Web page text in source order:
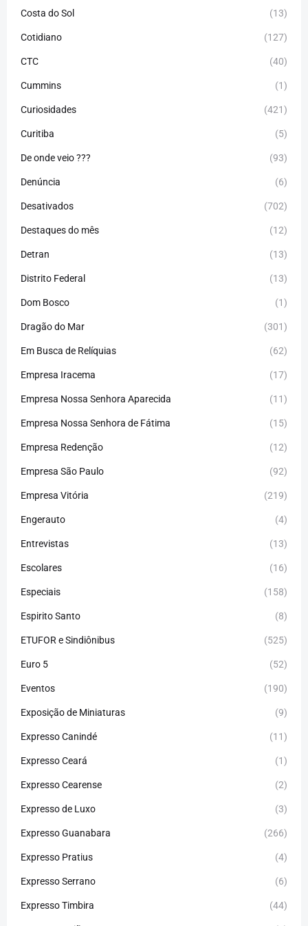
Costa do Sol (13)
Cotidiano (127)
CTC (40)
Cummins (1)
Curiosidades (421)
Curitiba (5)
De onde veio ??? (93)
Denúncia (6)
Desativados (702)
Destaques do mês (12)
Detran (13)
Distrito Federal (13)
Dom Bosco (1)
Dragão do Mar (301)
Em Busca de Relíquias (62)
Empresa Iracema (17)
Empresa Nossa Senhora Aparecida (11)
Empresa Nossa Senhora de Fátima (15)
Empresa Redenção (12)
Empresa São Paulo (92)
Empresa Vitória (219)
Engerauto (4)
Entrevistas (13)
Escolares (16)
Especiais (158)
Espirito Santo (8)
ETUFOR e Sindiônibus (525)
Euro 5 (52)
Eventos (190)
Exposição de Miniaturas (9)
Expresso Canindé (11)
Expresso Ceará (1)
Expresso Cearense (2)
Expresso de Luxo (3)
Expresso Guanabara (266)
Expresso Pratius (4)
Expresso Serrano (6)
Expresso Timbira (44)